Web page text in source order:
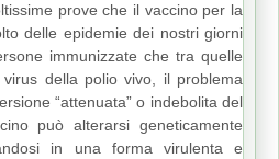
prove che il vaccino per la
delle epidemie dei nostri giorni
immunizzate che tra quelle
della polio vivo, il problema
“attenuata” o indebolita del
può alterarsi geneticamente
in una forma virulenta e